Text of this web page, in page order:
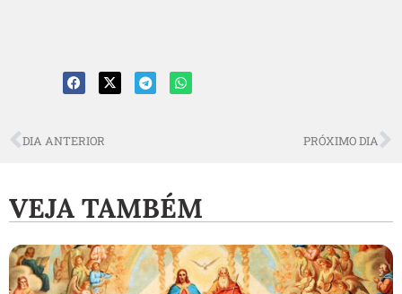
DIA ANTERIOR PRÓXIMO DIA
VEJA TAMBÉM